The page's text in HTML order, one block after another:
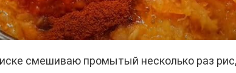
смешиваю промытый несколько раз